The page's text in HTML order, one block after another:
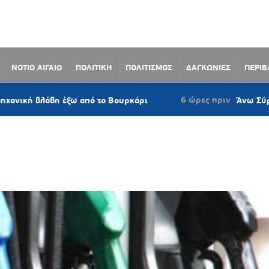
ΝΟΤΙΟ ΑΙΓΑΙΟ ΠΟΛΙΤΙΚΗ ΠΟΛΙΤΙΣΜΟΣ ΔΑΓΚΩΝΙΕΣ
έξω από το Βουρκάρι 6 ώρες πριν Άνω Σύρος: